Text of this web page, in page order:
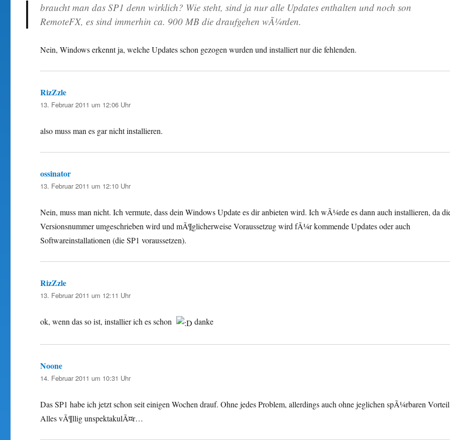
braucht man das SP1 denn wirklich? Wie steht, sind ja nur alle Updates enthalten und noch son
RemoteFX, es sind immerhin ca. 900 MB die draufgehen wÃ¼rden.
Nein, Windows erkennt ja, welche Updates schon gezogen wurden und installiert nur die fehlenden.
RizZzle
13. Februar 2011 um 12:06 Uhr
also muss man es gar nicht installieren.
ossinator
13. Februar 2011 um 12:10 Uhr
Nein, muss man nicht. Ich vermute, dass dein Windows Update es dir anbieten wird. Ich wÃ¼rde es dann auch installieren, da
Versionsnummer umgeschrieben wird und mÃ¶glicherweise Voraussetzug wird fÃ¼r kommende Updates oder auch
Softwareinstallationen (die SP1 voraussetzen).
RizZzle
13. Februar 2011 um 12:11 Uhr
ok, wenn das so ist, installier ich es schon danke
Noone
14. Februar 2011 um 10:31 Uhr
Das SP1 habe ich jetzt schon seit einigen Wochen drauf. Ohne jedes Problem, allerdings auch ohne jeglichen spÃ¼rbaren
Alles vÃ¶llig unspektakulÃ¤r…